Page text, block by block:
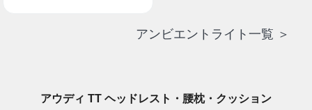
アンビエントライト一覧 ＞
アウディ TT ヘッドレスト・腰枕・クッション